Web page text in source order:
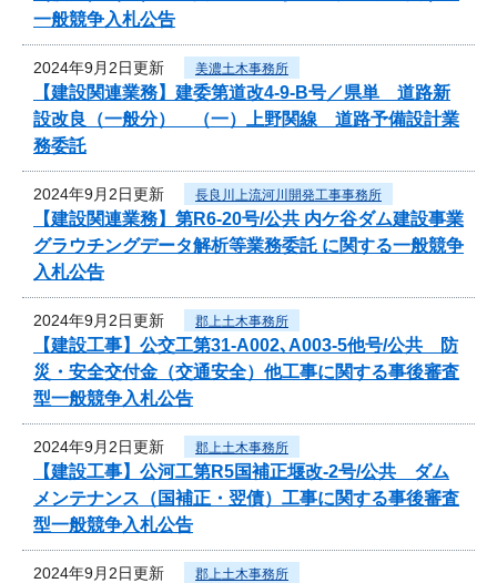
一般競争入札公告
2024年9月2日更新 美濃土木事務所
【建設関連業務】建委第道改4-9-B号／県単 道路新
設改良（一般分） （一）上野関線 道路予備設計業
務委託
2024年9月2日更新 長良川上流河川開発工事事務所
【建設関連業務】第R6-20号/公共 内ケ谷ダム建設事業
グラウチングデータ解析等業務委託 に関する一般競争
入札公告
2024年9月2日更新 郡上土木事務所
【建設工事】公交工第31-A002､A003-5他号/公共 防
災・安全交付金（交通安全）他工事に関する事後審査
型一般競争入札公告
2024年9月2日更新 郡上土木事務所
【建設工事】公河工第R5国補正堰改-2号/公共 ダム
メンテナンス（国補正・翌債）工事に関する事後審査
型一般競争入札公告
2024年9月2日更新 郡上土木事務所